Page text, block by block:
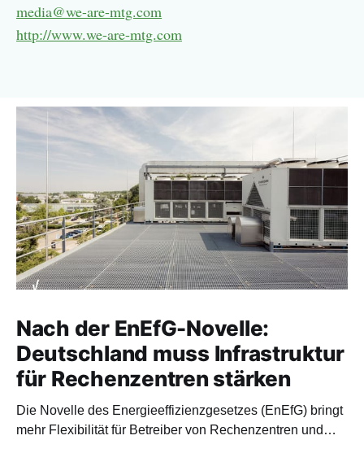
media@we-are-mtg.com
http://www.we-are-mtg.com
Nach der EnEfG-Novelle:
Deutschland muss Infrastruktur
für Rechenzentren stärken
Die Novelle des Energieeffizienzgesetzes (EnEfG) bringt
mehr Flexibilität für Betreiber von Rechenzentren und